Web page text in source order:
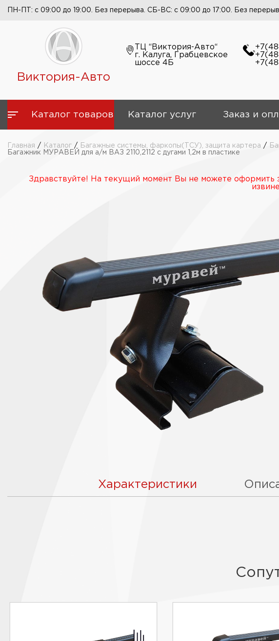
ПН-ПТ: с 09:00 до 19:00. Без перерыва. СБ-ВС: с 09:00 до 17:00. Без
Виктория-Авто
ТЦ “Виктория-Авто“
г. Калуга, Грабцевское
шоссе 4Б
Каталог товаров Каталог услуг Заказ и
Главная / Каталог / Багажные системы, фаркопы(ТСУ), защита картера /
Багажник МУРАВЕЙ для а/м ВАЗ 2110,2112 с дугами 1,2м в пластике
Здравствуйте! На текущий момент Вы не можете оформить
Характеристики